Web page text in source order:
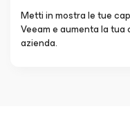
Metti in mostra le tue
Veeam e aumenta la
azienda.